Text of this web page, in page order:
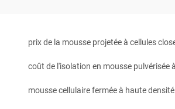
prix de la mousse projetée à cellules
coût de l'isolation en mousse pulvérisée
mousse cellulaire fermée à haute densité